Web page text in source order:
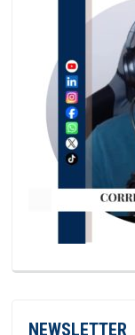
NEWSLETTER